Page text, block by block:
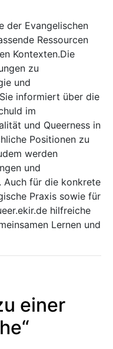
der Evangelischen
Ressourcen
Kontexten.​ Die
zu
und
informiert über die
im
und Queerness in
Positionen zu
werden
und
Auch für die konkrete
Praxis sowie für
hilfreiche
Lernen und
einer